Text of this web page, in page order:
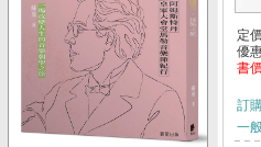
定
優
書
訂
一